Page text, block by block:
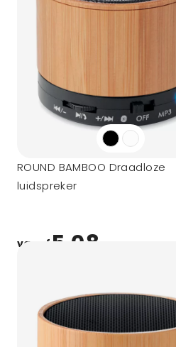
ROUND BAMBOO Draadloze
luidspreker
vanaf 5,08